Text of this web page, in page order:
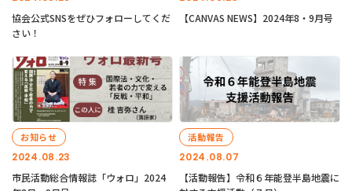
協会公式SNSをぜひフォローしてくだ
さい！
【CANVAS NEWS】2024年8・9月号
2024.08.23
お知らせ
市民活動総合情報誌「ウォロ」2024
2024.08.07
活動報告
【活動報告】令和６年能登半島地震に